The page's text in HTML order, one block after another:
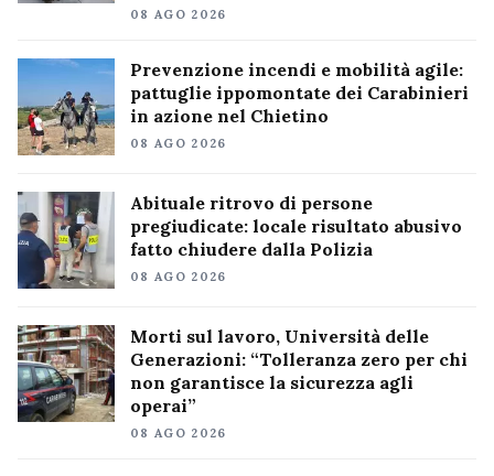
08 AGO 2026
Prevenzione incendi e mobilità agile:
pattuglie ippomontate dei Carabinieri
in azione nel Chietino
08 AGO 2026
Abituale ritrovo di persone
pregiudicate: locale risultato abusivo
fatto chiudere dalla Polizia
08 AGO 2026
Morti sul lavoro, Università delle
Generazioni: “Tolleranza zero per chi
non garantisce la sicurezza agli
operai”
08 AGO 2026